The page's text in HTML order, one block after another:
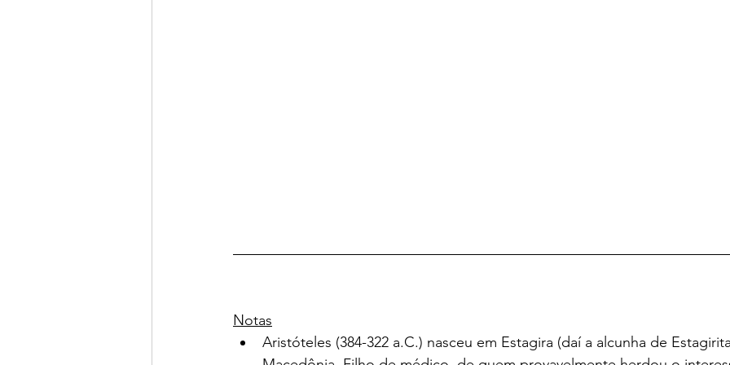
Notas
Aristóteles (384-322 a.C.) nasceu em Estagira (daí a alcunha de